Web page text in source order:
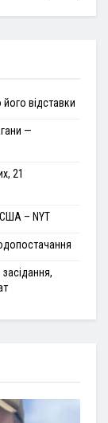
його відставки
—
21
США – NYT